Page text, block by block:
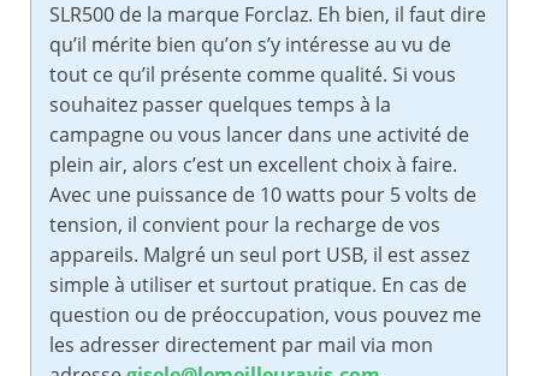
SLR500 de la marque Forclaz. Eh bien, il faut dire
qu’il mérite bien qu’on s’y intéresse au vu de
tout ce qu’il présente comme qualité. Si vous
souhaitez passer quelques temps à la
campagne ou vous lancer dans une activité de
plein air, alors c’est un excellent choix à faire.
Avec une puissance de 10 watts pour 5 volts de
tension, il convient pour la recharge de vos
appareils. Malgré un seul port USB, il est assez
simple à utiliser et surtout pratique. En cas de
question ou de préoccupation, vous pouvez me
les adresser directement par mail via mon